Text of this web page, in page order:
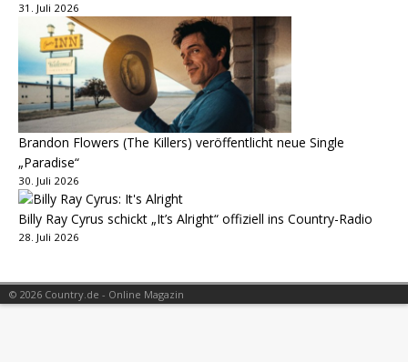
31. Juli 2026
Brandon Flowers (The Killers) veröffentlicht neue Single
„Paradise“
30. Juli 2026
Billy Ray Cyrus schickt „It’s Alright“ offiziell ins Country-Radio
28. Juli 2026
© 2026 Country.de - Online Magazin